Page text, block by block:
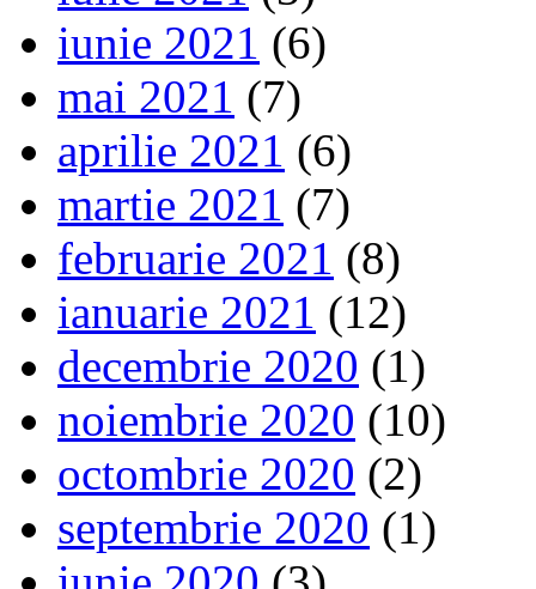
iunie 2021 (6)
mai 2021 (7)
aprilie 2021 (6)
martie 2021 (7)
februarie 2021 (8)
ianuarie 2021 (12)
decembrie 2020 (1)
noiembrie 2020 (10)
octombrie 2020 (2)
septembrie 2020 (1)